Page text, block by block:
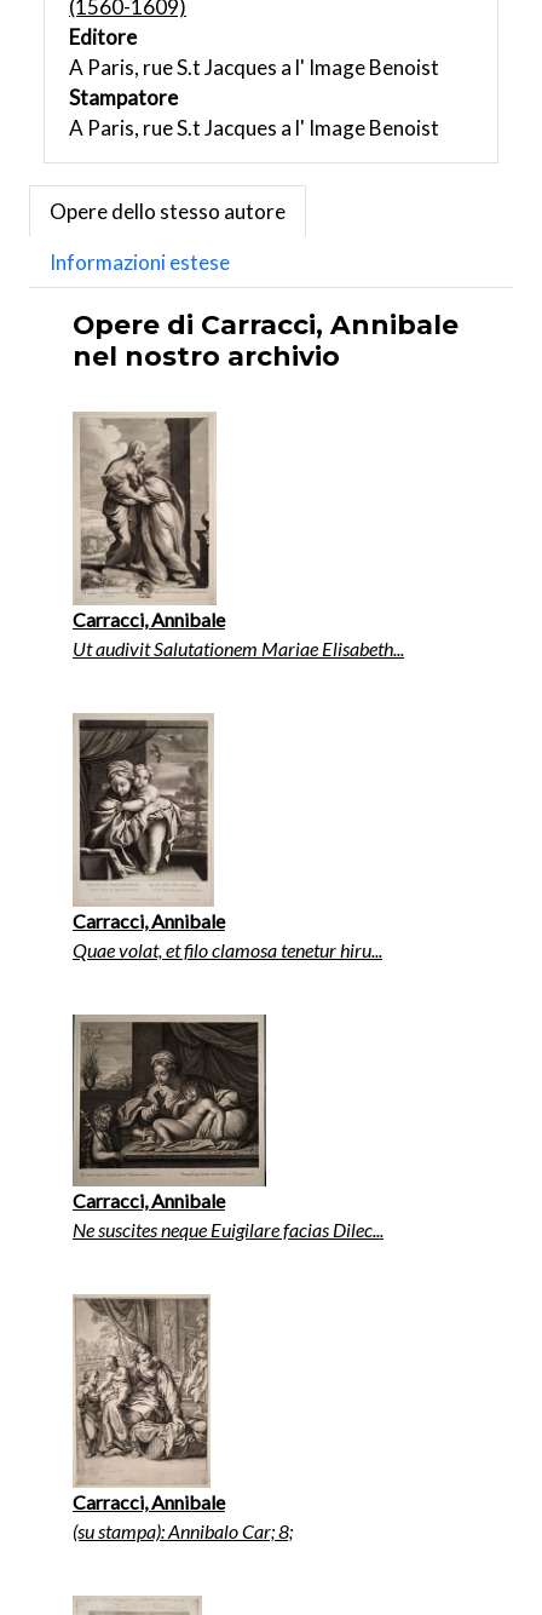
(1560-1609)
Editore
A Paris, rue S.t Jacques a l' Image Benoist
Stampatore
A Paris, rue S.t Jacques a l' Image Benoist
Opere dello stesso autore
Informazioni estese
Opere di Carracci, Annibale
nel nostro archivio
Carracci, Annibale
Ut audivit Salutationem Mariae Elisabeth...
Carracci, Annibale
Quae volat, et filo clamosa tenetur hiru...
Carracci, Annibale
Ne suscites neque Euigilare facias Dilec...
Carracci, Annibale
(su stampa): Annibalo Car; 8;